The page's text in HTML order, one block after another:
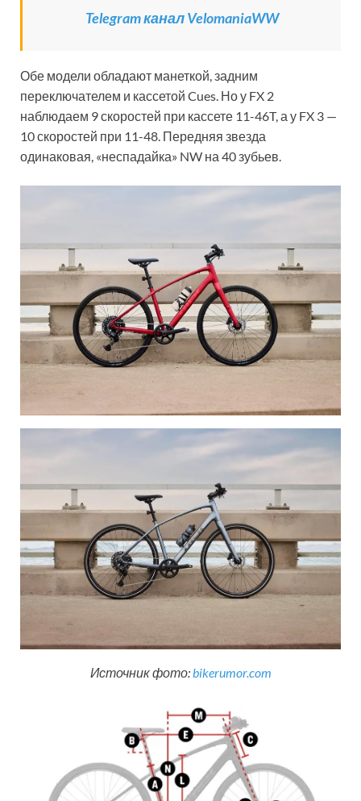
Telegram канал VelomaniaWW
Обе модели обладают манеткой, задним
переключателем и кассетой Cues. Но у FX 2
наблюдаем 9 скоростей при кассете 11-46T, а у FX 3 —
10 скоростей при 11-48. Передняя звезда
одинаковая, «неспадайка» NW на 40 зубьев.
Источник фото: bikerumor.com